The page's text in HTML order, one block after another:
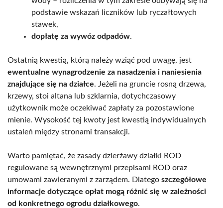
podstawie wskazań liczników lub ryczałtowych
stawek,
dopłatę za wywóz odpadów.
Ostatnią kwestią, którą należy wziąć pod uwagę, jest
ewentualne wynagrodzenie za nasadzenia i naniesienia
znajdujące się na działce. Jeżeli na gruncie rosną drzewa,
krzewy, stoi altana lub szklarnia, dotychczasowy
użytkownik może oczekiwać zapłaty za pozostawione
mienie. Wysokość tej kwoty jest kwestią indywidualnych
ustaleń między stronami transakcji.
Warto pamiętać, że zasady dzierżawy działki ROD
regulowane są wewnętrznymi przepisami ROD oraz
umowami zawieranymi z zarządem. Dlatego szczegółowe
informacje dotyczące opłat mogą różnić się w zależności
od konkretnego ogrodu działkowego.